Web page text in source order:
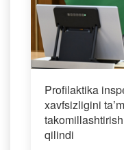
Profilaktika
xavfsizligini
qilindi